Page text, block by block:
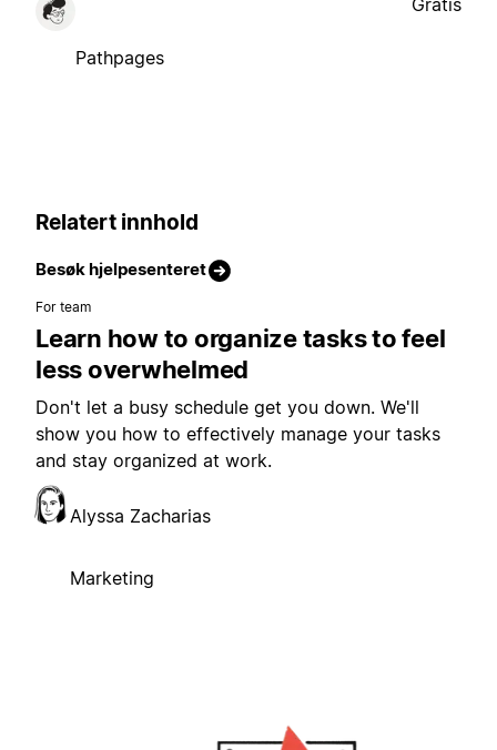
Pathpages
Relatert innhold
Besøk hjelpesenteret
For team
Learn how to organize tasks to feel
less overwhelmed
Don't let a busy schedule get you down. We'll
show you how to effectively manage your tasks
and stay organized at work.
Alyssa Zacharias
Marketing